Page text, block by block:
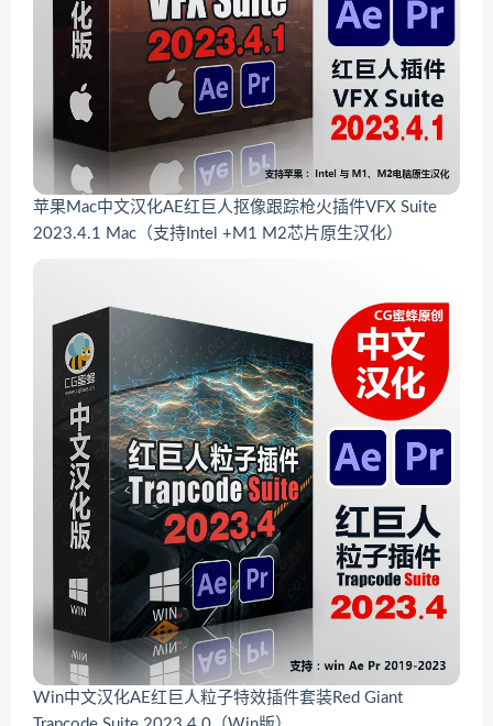
苹果Mac中文汉化AE红巨人抠像跟踪枪火插件VFX Suite
2023.4.1 Mac（支持Intel +M1 M2芯片原生汉化）
Win中文汉化AE红巨人粒子特效插件套装Red Giant